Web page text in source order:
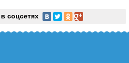
соцсетях